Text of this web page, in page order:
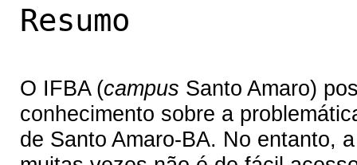
Resumo
O IFBA (campus Santo Amaro)
conhecimento sobre a
de Santo Amaro-BA. No entanto,